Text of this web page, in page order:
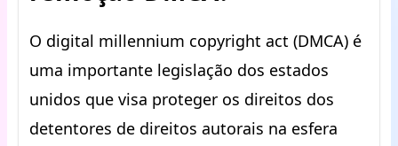
O digital millennium copyright act (DMCA) é
uma importante legislação dos estados
unidos que visa proteger os direitos dos
detentores de direitos autorais na esfera